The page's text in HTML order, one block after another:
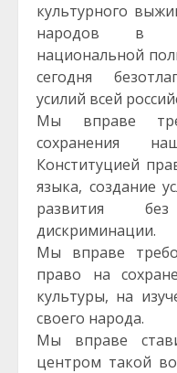
культурного
народов в
национальной
сегодня
усилий всей
Мы вправе
сохранения
Конституцией
языка, создание
развития
дискриминации.
Мы вправе
право на
культуры, на
своего народа.
Мы вправе
центром такой